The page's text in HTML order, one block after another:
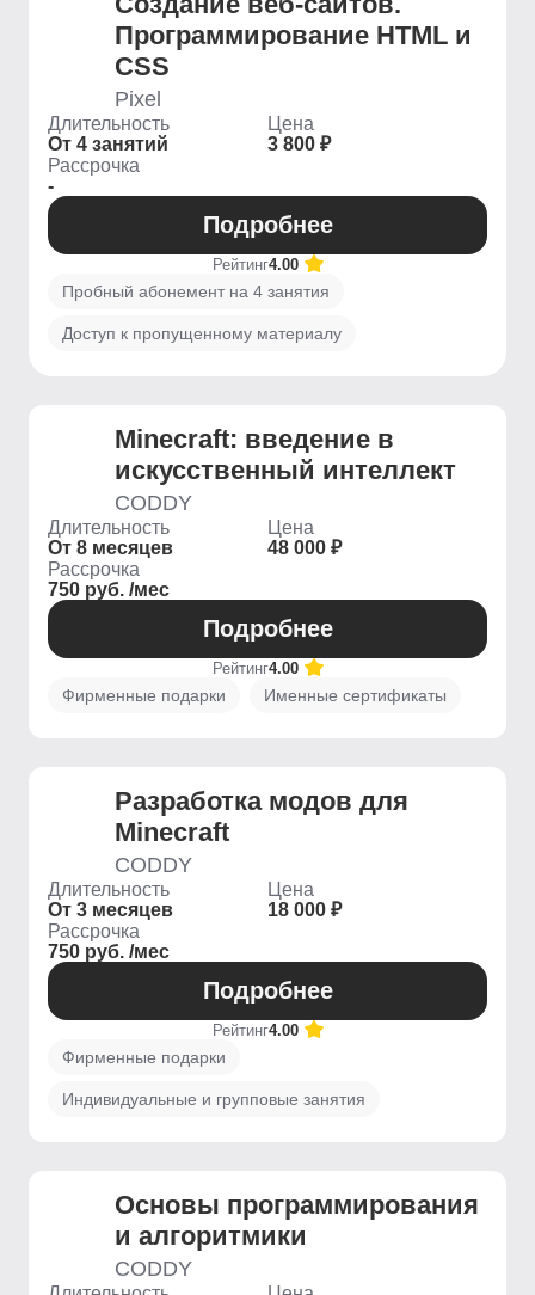
Программирование HTML и
CSS
Pixel
Длительность
От 4 занятий
Цена
3 800 ₽
Рассрочка
-
Подробнее
Рейтинг4.00
Пробный абонемент на 4 занятия
Доступ к пропущенному материалу
Minecraft: введение в
искусственный интеллект
CODDY
Длительность
От 8 месяцев
Цена
48 000 ₽
Рассрочка
750 руб. /мес
Подробнее
Рейтинг4.00
Фирменные подарки Именные сертификаты
Разработка модов для
Minecraft
CODDY
Длительность
От 3 месяцев
Цена
18 000 ₽
Рассрочка
750 руб. /мес
Подробнее
Рейтинг4.00
Фирменные подарки
Индивидуальные и групповые занятия
Основы программирования
и алгоритмики
CODDY